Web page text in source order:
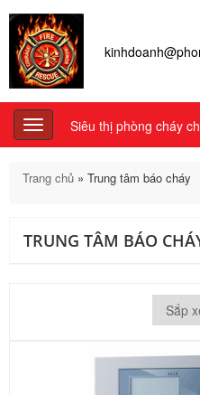
Toggle
navigation
Siêu thị phòng cháy
Trang chủ » Trung tâm báo cháy
TRUNG TÂM BÁO